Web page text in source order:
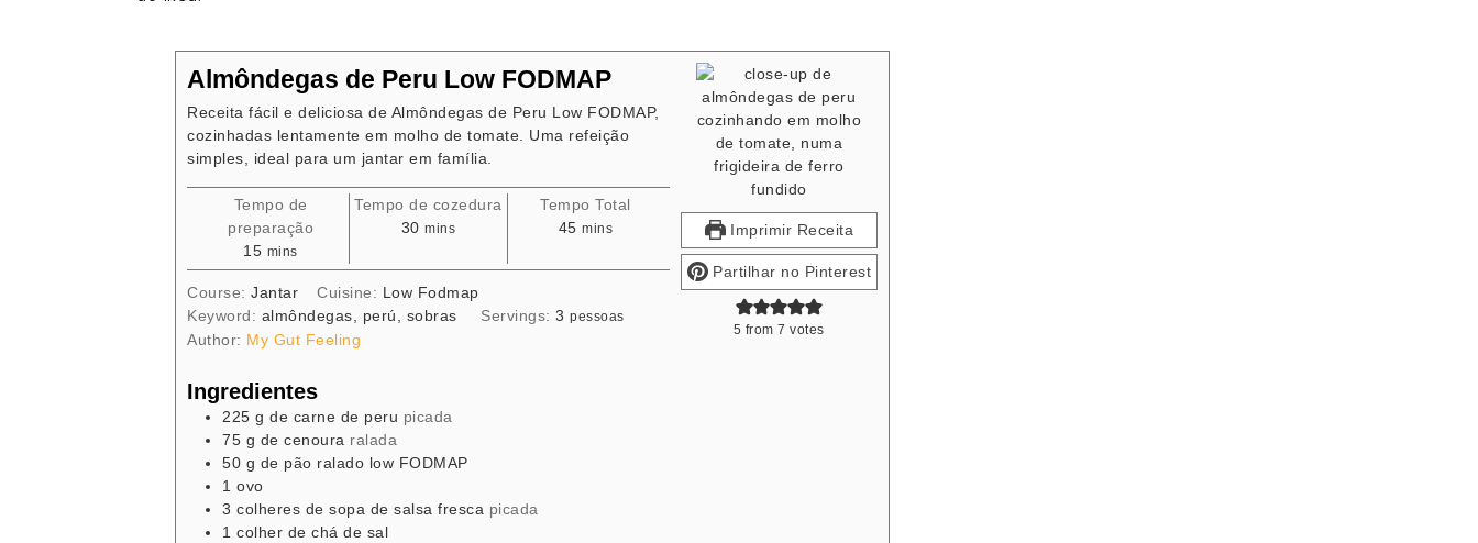
Imprimir Receita
Partilhar no Pinterest
5 from7 votes
Almôndegas de Peru Low FODMAP
Receita fácil e deliciosa de Almôndegas de Peru Low FODMAP,
cozinhadas lentamente em molho de tomate. Uma refeição
simples, ideal para um jantar em família.
Tempo de
preparação
15minutes
mins
Tempo de cozedura
30minutes
mins
Tempo Total
45minutes
mins
Course: Jantar Cuisine: Low Fodmap
Keyword: almôndegas, perú, sobras Servings:3 pessoas
Author: My Gut Feeling
Ingredientes
225 g de carne de peru picada
75 g de cenoura ralada
50 g de pão ralado low FODMAP
1 ovo
3 colheres de sopa de salsa fresca picada
1 colher de chá de sal